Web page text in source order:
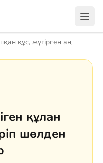
құс, жүгірген аң
құлан
шөлден